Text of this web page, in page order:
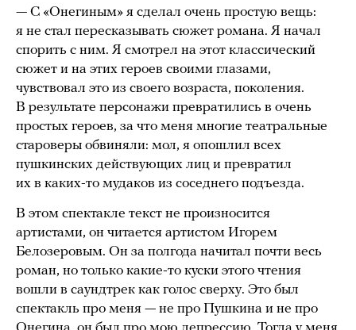
— С «Онегиным» я сделал очень простую вещь:
я не стал пересказывать сюжет романа. Я начал
спорить с ним. Я смотрел на этот классический
сюжет и на этих героев своими глазами,
чувствовал это из своего возраста, поколения.
В результате персонажи превратились в очень
простых героев, за что меня многие театральные
староверы обвиняли: мол, я опошлил всех
пушкинских действующих лиц и превратил
их в каких-то мудаков из соседнего подъезда.
В этом спектакле текст не произносится
артистами, он читается артистом Игорем
Белозеровым. Он за полгода начитал почти весь
роман, но только какие-то куски этого чтения
вошли в саундтрек как голос сверху. Это был
спектакль про меня — не про Пушкина и не про